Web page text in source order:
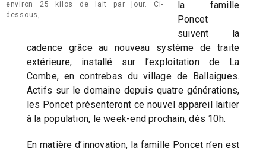
environ 25 kilos de lait par jour. Ci-
dessous,
la famille
Poncet
suivent la
cadence grâce au nouveau système de traite
extérieure, installé sur l’exploitation de La
Combe, en contrebas du village de Ballaigues.
Actifs sur le domaine depuis quatre générations,
les Poncet présenteront ce nouvel appareil laitier
à la population, le week-end prochain, dès 10h.
En matière d’innovation, la famille Poncet n’en est